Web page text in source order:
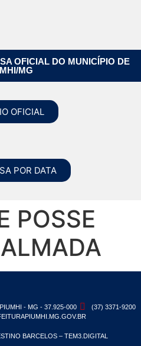
OFICIAL DO MUNICÍPIO DE
MG
OFICIAL
POR DATA
POSSE
- MG - 37.925-000
(37) 3371-9200
BARCELOS – TEM3.DIGITAL